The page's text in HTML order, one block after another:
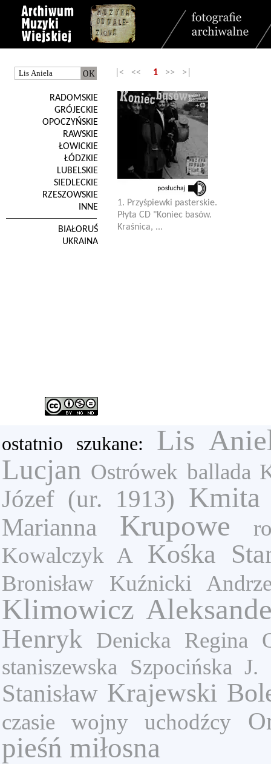
RADOMSKIE
GRÓJECKIE
OPOCZYŃSKIE
RAWSKIE
ŁOWICKIE
ŁÓDZKIE
LUBELSKIE
SIEDLECKIE
RZESZOWSKIE
INNE
BIAŁORUŚ
UKRAINA
|< << 1 >> >|
1. Przyśpiewki pasterskie.
Płyta CD "Koniec basów.
Kraśnica, ...
ostatnio szukane: Lis
Lucjan Ostrówek ballada
Józef (ur. 1913)
Marianna Krupowe
Kowalczyk A
Kośka
Bronisław Kuźnicki
Klimowicz
Henryk Denicka Regina
staniszewska
Szpocińska J.
Stanisław Krajewski
czasie wojny uchodźcy
pieśń miłosna